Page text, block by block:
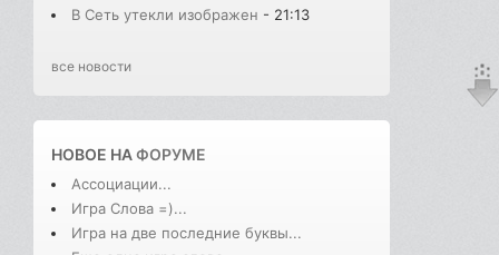
В Cеть утекли изображен - 21:13
все новости
НОВОЕ НАФОРУМЕ
Ассоциации...
Игра Слова =)...
Игра на две последние буквы...